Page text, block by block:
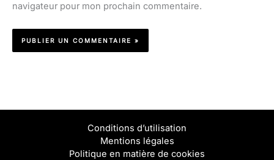
navigateur pour mon prochain commentaire.
Conditions d’utilisation
Mentions légales
Politique en matière de cookies